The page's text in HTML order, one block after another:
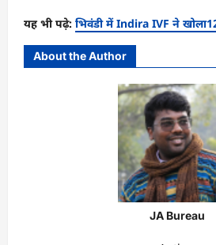
यह भी पढ़े: भिवंडी में Indira IVF ने
About the Author
JA Bureau